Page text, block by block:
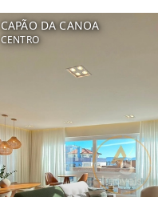
CAPÃO DA CANOA
CENTRO